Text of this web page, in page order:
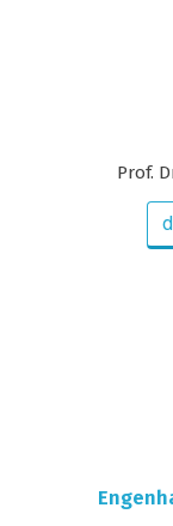
Prof.